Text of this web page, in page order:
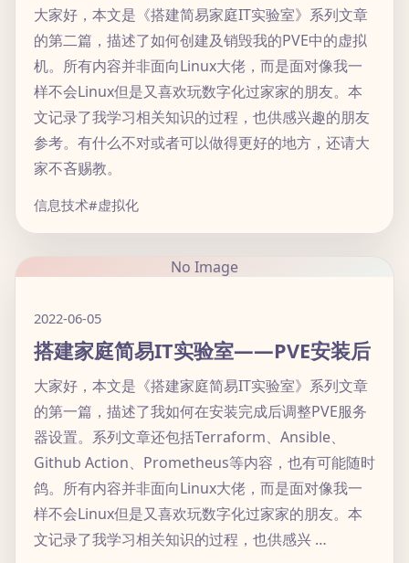
大家好，本文是《搭建简易家庭IT实验室》系列文章
的第二篇，描述了如何创建及销毁我的PVE中的虚拟
机。所有内容并非面向Linux大佬，而是面对像我一
样不会Linux但是又喜欢玩数字化过家家的朋友。本
文记录了我学习相关知识的过程，也供感兴趣的朋友
参考。有什么不对或者可以做得更好的地方，还请大
家不吝赐教。
信息技术#虚拟化
No Image
2022-06-05
搭建家庭简易IT实验室——PVE安装后
大家好，本文是《搭建家庭简易IT实验室》系列文章
的第一篇，描述了我如何在安装完成后调整PVE服务
器设置。系列文章还包括Terraform、Ansible、
Github Action、Prometheus等内容，也有可能随时
鸽。所有内容并非面向Linux大佬，而是面对像我一
样不会Linux但是又喜欢玩数字化过家家的朋友。本
文记录了我学习相关知识的过程，也供感兴 …